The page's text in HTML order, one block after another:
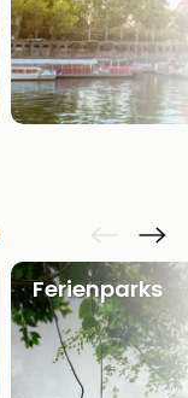
Ferienparks